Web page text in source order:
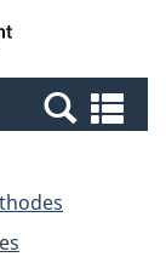
Canada
et